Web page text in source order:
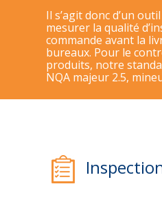
Il s’agit donc d’un
mesurer la qualité
commande avant la
bureaux. Pour le
produits, notre
NQA majeur 2.5,